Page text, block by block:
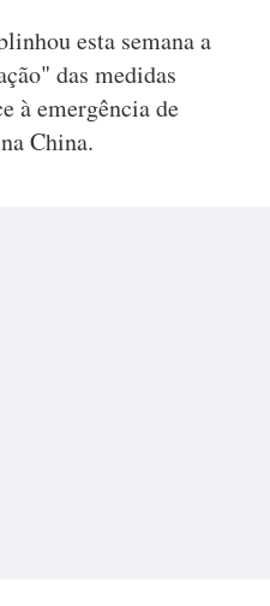
esta semana a
das medidas
à emergência de
China.